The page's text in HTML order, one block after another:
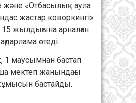
және «Отбасылық аула
жастар коворкингі»
жылдығына арналған
өтеді.
1 маусымнан бастап
мектеп жанындағы
бастайды.